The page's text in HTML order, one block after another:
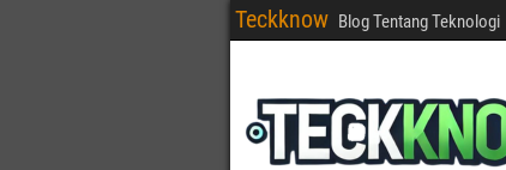
Teckknow Blog Tentang Teknologi